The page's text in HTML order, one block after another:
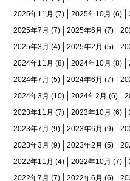
2025年11月 (7) 2025年10月 (6)
2025年7月 (7) 2025年6月 (7)
2025年3月 (4) 2025年2月 (5)
2024年11月 (8) 2024年10月 (8)
2024年7月 (5) 2024年6月 (7)
2024年3月 (10) 2024年2月 (6)
2023年11月 (7) 2023年10月 (6)
2023年7月 (9) 2023年6月 (9)
2023年3月 (9) 2023年2月 (5)
2022年11月 (4) 2022年10月 (7)
2022年7月 (7) 2022年6月 (6)